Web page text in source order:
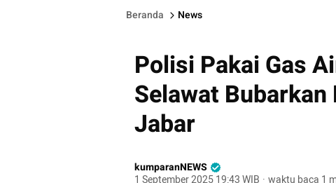
Beranda News
Polisi Pakai Gas
Selawat Bubarkan
Jabar
kumparanNEWS
1 September 2025 19:43 WIB · waktu baca 1